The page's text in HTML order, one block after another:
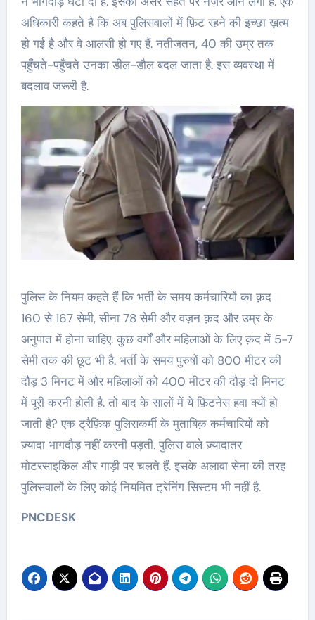
अधिकारी कहते है कि अब पुलिसवालों में फ़िट रहने की इच्छा ख़त्म
हो गई है और वे आलसी हो गए हैं. नतीजतन, 40 की उम्र तक
पहुँचते-पहुँचते उनका डील-डौल बदल जाता है. इस व्यवस्था में
बदलाव जरूरी है.
पुलिस के नियम कहते हैं कि भर्ती के समय कर्मचारियों का क़द
160 से 167 सेमी, सीना 78 सेमी और वज़न क़द और उम्र के
अनुपात में होना चाहिए. कुछ वर्गों और महिलाओं के लिए क़द में 5-7
सेमी तक की छूट भी है. भर्ती के समय पुरुषों को 800 मीटर की
दौड़ 3 मिनट में और महिलाओं को 400 मीटर की दौड़ दो मिनट
में पूरी करनी होती है. तो बाद के सालों में ये फ़िटनेस हवा क्यों हो
जाती है? एक ट्रैफ़िक पुलिसकर्मी के मुताबिक़ कर्मचारियों को
ज़्यादा भागदौड़ नहीं करनी पड़ती. पुलिस वाले ज़्यादातर
मोटरसाइकिल और गाड़ी पर चलते हैं. इसके अलावा सेना की तरह
पुलिसवालों के लिए कोई नियमित ट्रेनिंग सिस्टम भी नहीं है.
PNCDESK